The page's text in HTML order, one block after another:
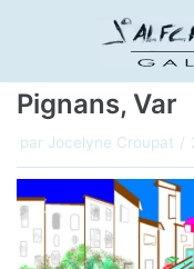
au
contenu
Pignans, Var
par Jocelyne Croupat